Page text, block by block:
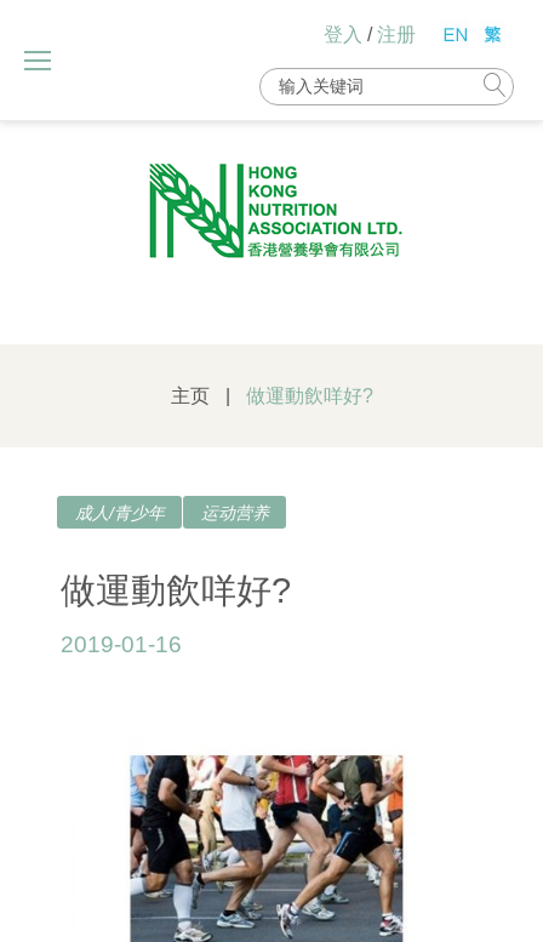
content
登入 /注册
Search
for:
主页 做運動飲咩好?
成人/青少年 运动营养
做運動飲咩好?
2019-01-16